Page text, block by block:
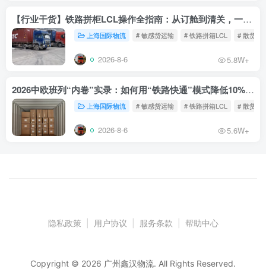
【行业干货】铁路拼柜LCL操作全指南：从订舱到清关，一文读懂
上海国际物流 # 敏感货运输 # 铁路拼箱LCL # 散货铁
2026-8-6 5.8W+
2026中欧班列“内卷”实录：如何用“铁路快通”模式降低10%物流成本？
上海国际物流 # 敏感货运输 # 铁路拼箱LCL # 散货铁
2026-8-6 5.6W+
隐私政策 用户协议 服务条款 帮助中心
Copyright © 2026 广州鑫汉物流. All Rights Reserved.